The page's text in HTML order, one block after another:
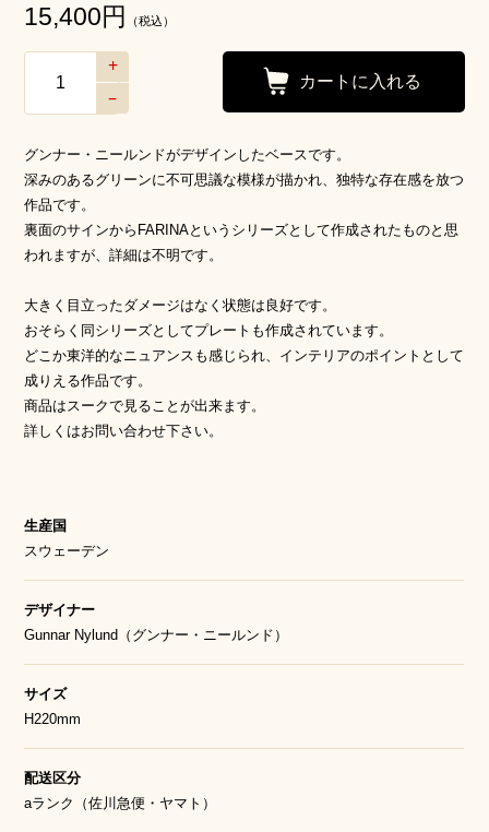
15,400円 （税込）
–
+
グンナー・ニールンドがデザインしたベースです。
深みのあるグリーンに不可思議な模様が描かれ、独特な存在感を放つ
作品です。
裏面のサインからFARINAというシリーズとして作成されたものと思
われますが、詳細は不明です。
大きく目立ったダメージはなく状態は良好です。
おそらく同シリーズとしてプレートも作成されています。
どこか東洋的なニュアンスも感じられ、インテリアのポイントとして
成りえる作品です。
商品はスークで見ることが出来ます。
詳しくはお問い合わせ下さい。
生産国
スウェーデン
デザイナー
Gunnar Nylund（グンナー・ニールンド）
サイズ
H220mm
配送区分
aランク（佐川急便・ヤマト）